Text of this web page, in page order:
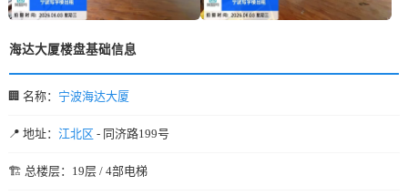
海达大厦楼盘基础信息
🏢 名称： 宁波海达大厦
📍 地址： 江北区 - 同济路199号
🏗️ 总楼层：19层 / 4部电梯